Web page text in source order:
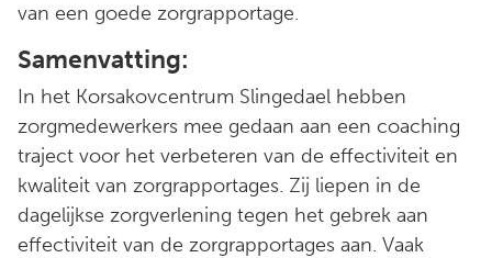
van een goede zorgrapportage.
Samenvatting:
In het Korsakovcentrum Slingedael hebben
zorgmedewerkers mee gedaan aan een coaching
traject voor het verbeteren van de effectiviteit en
kwaliteit van zorgrapportages. Zij liepen in de
dagelijkse zorgverlening tegen het gebrek aan
effectiviteit van de zorgrapportages aan. Vaak